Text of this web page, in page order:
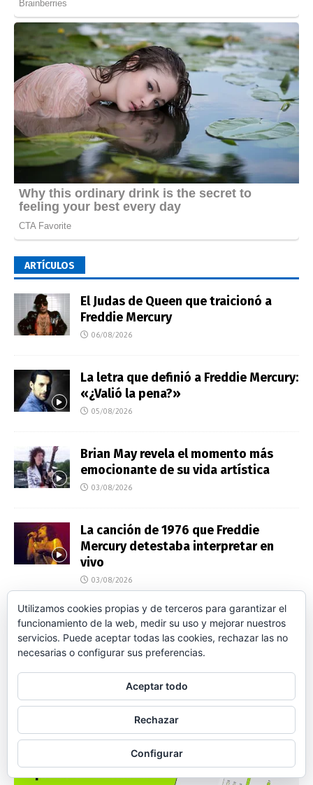
ARTÍCULOS
El Judas de Queen que traicionó a
Freddie Mercury
06/08/2026
La letra que definió a Freddie Mercury:
«¿Valió la pena?»
05/08/2026
Brian May revela el momento más
emocionante de su vida artística
03/08/2026
La canción de 1976 que Freddie
Mercury detestaba interpretar en
vivo
03/08/2026
El desencanto de Queen en Madrid 40
años después
03/08/2026
Utilizamos cookies propias y de terceros para garantizar el
funcionamiento de la web, medir su uso y mejorar nuestros
servicios. Puede aceptar todas las cookies, rechazar las no
necesarias o configurar sus preferencias.
Aceptar todo
Rechazar
Configurar